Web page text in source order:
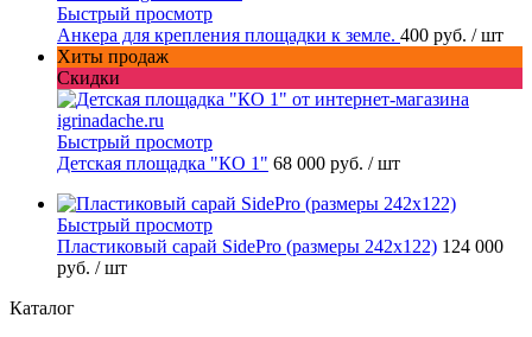
Быстрый просмотр
Анкера для крепления площадки к земле. 400 руб. / шт
Хиты продаж
Скидки
Быстрый просмотр
Детская площадка "КО 1" 68 000 руб. / шт
Быстрый просмотр
Пластиковый сарай SidePro (размеры 242х122) 124 000
руб. / шт
Каталог